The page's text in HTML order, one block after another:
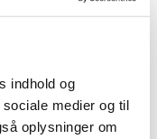
indhold og
medier og til
oplysninger om